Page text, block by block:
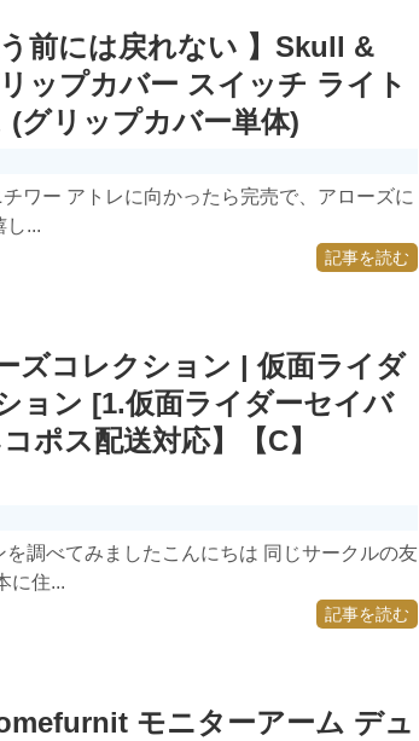
前には戻れない 】Skull &
ップカバー スイッチ ライト
グリップカバー単体)
ワー アトレに向かったら完売で、アローズに
し...
記事を読む
ズコレクション | 仮面ライダ
ョン [1.仮面ライダーセイバ
ポス配送対応】【C】
調べてみましたこんにちは 同じサークルの友
に住...
記事を読む
モニターアーム デュ